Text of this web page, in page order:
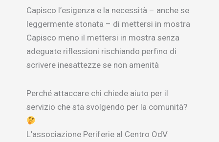
Capisco l’esigenza e la necessità – anche se
leggermente stonata – di mettersi in mostra
Capisco meno il mettersi in mostra senza
adeguate riflessioni rischiando perfino di
scrivere inesattezze se non amenità
Perché attaccare chi chiede aiuto per il
servizio che sta svolgendo per la comunità?
L’associazione Periferie al Centro OdV